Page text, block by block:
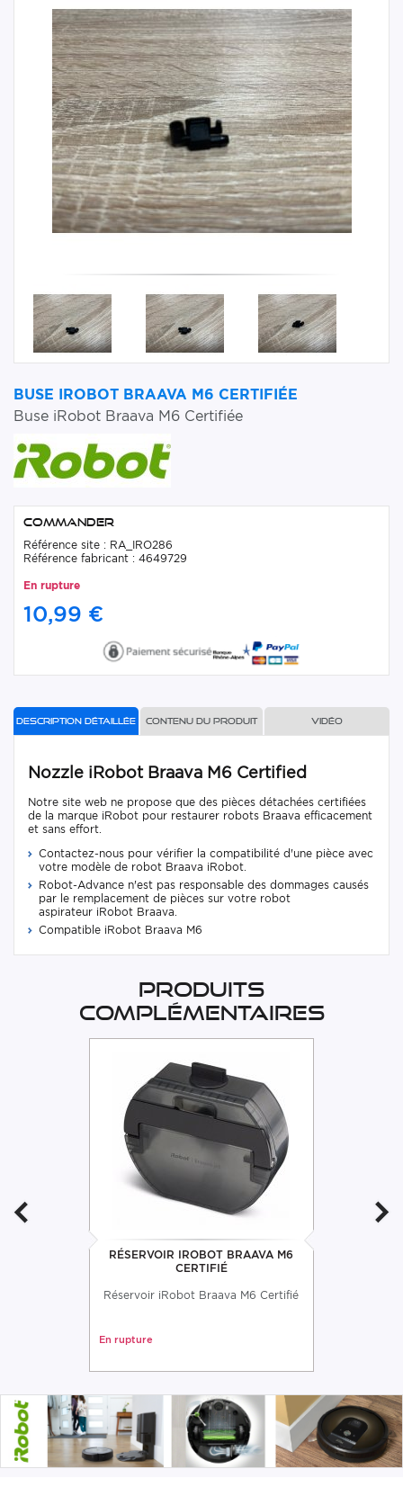
BUSE IROBOT BRAAVA M6 CERTIFIÉE
Buse iRobot Braava M6 Certifiée
Commander
Référence site : RA_IRO286
Référence fabricant : 4649729
En rupture
10,99 €
Description détaillée Contenu du produit Vidéo
Nozzle iRobot Braava M6 Certified
Notre site web ne propose que des pièces détachées certifiées
de la marque iRobot pour restaurer robots Braava efficacement
et sans effort.
Contactez-nous pour vérifier la compatibilité d'une pièce avec
votre modèle de robot Braava iRobot.
Robot-Advance n'est pas responsable des dommages causés
par le remplacement de pièces sur votre robot
aspirateur iRobot Braava.
Compatible iRobot Braava M6
Produits
complémentaires
RÉSERVOIR IROBOT BRAAVA M6
CERTIFIÉ
Réservoir iRobot Braava M6 Certifié
En rupture